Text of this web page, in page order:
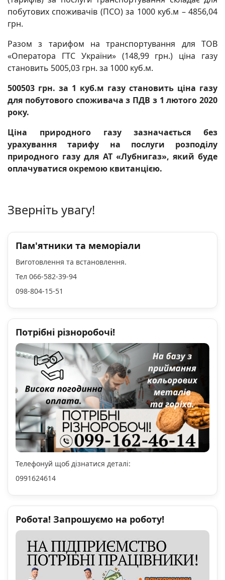
побутових споживачів (ПСО) за 1000 куб.м – 4856,04
грн.
Разом з тарифом на транспортування для ТОВ
«Оператора ГТС України» (148,99 грн.) ціна газу
становить 5005,03 грн. за 1000 куб.м.
500503 грн. за 1 куб.м газу становить ціна газу
для побутового споживача з ПДВ з 1 лютого 2020
року.
Ціна природного газу зазначається без
урахування тарифу на послуги розподілу
природного газу для АТ «Лубнигаз», який буде
оплачуватися окремою квитанцією.
Зверніть увагу!
Пам'ятники та меморіали
Виготовлення та встановлення.
Тел 066-582-39-94
098-804-15-51
Потрібні різноробочі!
Телефонуй щоб дізнатися деталі:
0991624614
Робота! Запрошуємо на роботу!